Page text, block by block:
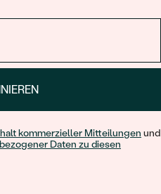
kommerzieller Mitteilungen und
Daten zu diesen